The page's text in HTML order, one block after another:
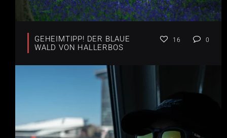
GEHEIMTIPP! DER BLAUE
WALD VON HALLERBOS
16 0